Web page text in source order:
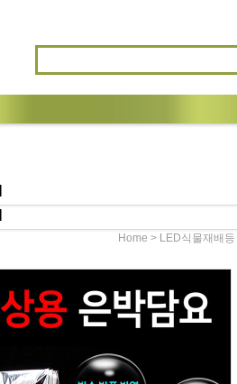
Home > LED식물재배등